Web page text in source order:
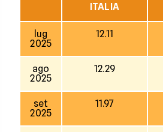
ITALIA
lug
2025
12.11
ago
2025
12.29
set
2025
11.97